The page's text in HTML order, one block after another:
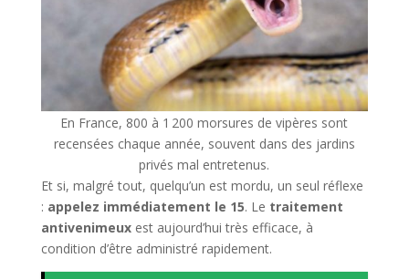
En France, 800 à 1 200 morsures de vipères sont
recensées chaque année, souvent dans des jardins
privés mal entretenus.
Et si, malgré tout, quelqu’un est mordu, un seul réflexe
: appelez immédiatement le 15. Le traitement
antivenimeuxest aujourd’hui très efficace, à
condition d’être administré rapidement.